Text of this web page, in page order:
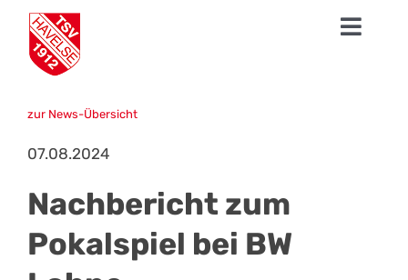
Zum
Inhalt
springen
Der TSV
zur News-Übersicht
07.08.2024
Nachbericht zum
Pokalspiel bei BW